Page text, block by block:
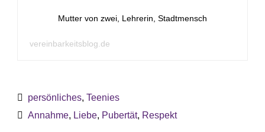
Mutter von zwei, Lehrerin, Stadtmensch
vereinbarkeitsblog.de
persönliches, Teenies
Annahme, Liebe, Pubertät, Respekt